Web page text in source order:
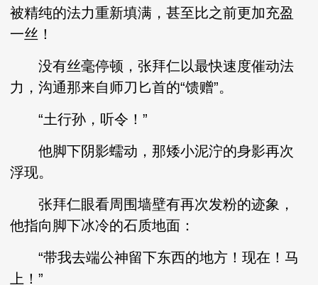
被精纯的法力重新填满，甚至比之前更加充盈
一丝！
没有丝毫停顿，张拜仁以最快速度催动法
力，沟通那来自师刀匕首的“馈赠”。
“土行孙，听令！”
他脚下阴影蠕动，那矮小泥泞的身影再次
浮现。
张拜仁眼看周围墙壁有再次发粉的迹象，
他指向脚下冰冷的石质地面：
“带我去端公神留下东西的地方！现在！马
上！”